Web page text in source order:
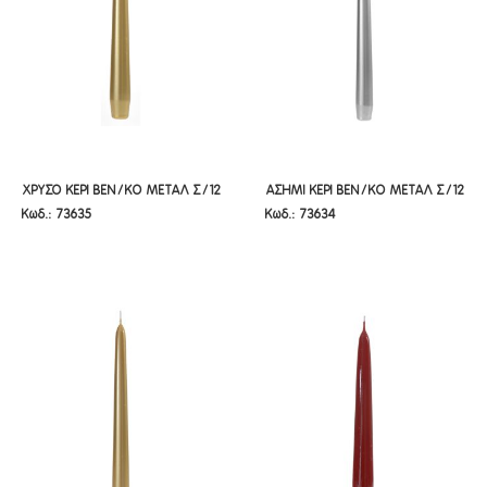
ΧΡΥΣΟ ΚΕΡΙ ΒΕΝ/ΚΟ ΜΕΤΑΛ Σ/12
20 EK
ΧΡΥΣΟ ΚΕΡΙ ΒΕΝ/ΚΟ ΜΕΤΑΛ Σ/12
20 EK
Κωδ.: 73635
ΑΣΗΜΙ ΚΕΡΙ ΒΕΝ/ΚΟ ΜΕΤΑΛ Σ/12
25 ΕΚ
ΑΣΗΜΙ ΚΕΡΙ ΒΕΝ/ΚΟ ΜΕΤΑΛ Σ/12
25 ΕΚ
Κωδ.: 73634